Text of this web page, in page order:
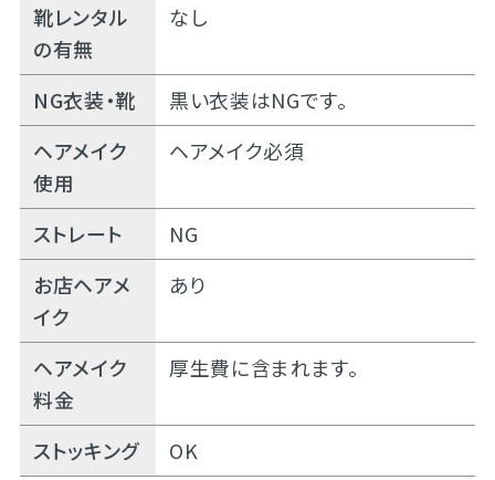
靴レンタル
の有無
なし
NG衣装・靴
黒い衣装はNGです。
ヘアメイク
使用
ヘアメイク必須
ストレート
NG
お店ヘアメ
イク
あり
ヘアメイク
料金
厚生費に含まれます。
ストッキング OK